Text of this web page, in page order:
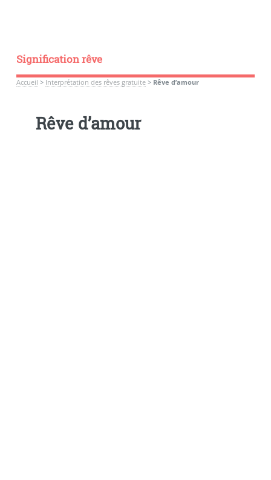
Signification rêve
Accueil > Interprétation des rêves gratuite> Rêve d’amour
Rêve d’amour